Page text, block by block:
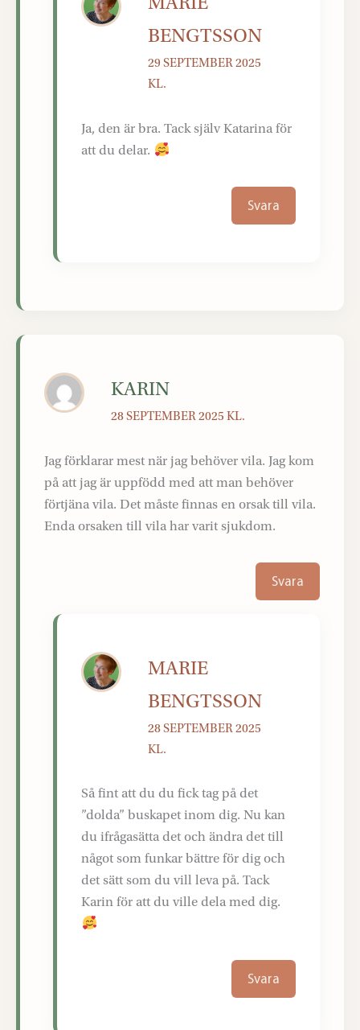
BENGTSSON
29 SEPTEMBER 2025
KL.
Ja, den är bra. Tack själv Katarina för
att du delar.
Svara
KARIN
28 SEPTEMBER 2025 KL.
Jag förklarar mest när jag behöver vila. Jag kom
på att jag är uppfödd med att man behöver
förtjäna vila. Det måste finnas en orsak till vila.
Enda orsaken till vila har varit sjukdom.
Svara
MARIE
BENGTSSON
28 SEPTEMBER 2025
KL.
Så fint att du du fick tag på det
”dolda” buskapet inom dig. Nu kan
du ifrågasätta det och ändra det till
något som funkar bättre för dig och
det sätt som du vill leva på. Tack
Karin för att du ville dela med dig.
Svara